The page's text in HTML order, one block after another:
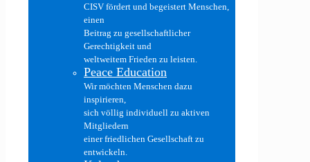
CISV fördert und begeistert Menschen,
einen
Beitrag zu gesellschaftlicher
Gerechtigkeit und
weltweitem Frieden zu leisten.
Peace Education
Wir möchten Menschen dazu
inspirieren,
sich völlig individuell zu aktiven
Mitgliedern
einer friedlichen Gesellschaft zu
entwickeln.